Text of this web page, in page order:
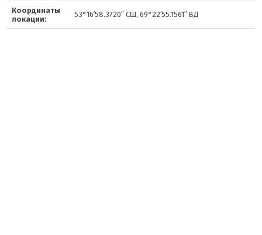
Координаты
локации:
53°16′58.3720″ СШ, 69°22′55.1561″ ВД